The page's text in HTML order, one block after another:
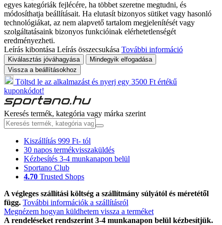
egyes kategóriák fejlécére, ha többet szeretne megtudni, és
módosíthatja beállításait. Ha elutasít bizonyos sütiket vagy hasonló
technológiákat, az nem alapvető tartalom megjelenítését vagy
szolgáltatásaink bizonyos funkcióinak elérhetetlenségét
eredményezheti.
Leírás kibontása Leírás összecsukása További információ
Kiválasztás jóváhagyása
Mindegyik elfogadása
Vissza a beállításokhoz
Töltsd le az alkalmazást és nyerj egy 3500 Ft értékű
kuponkódot!
Keresés termék, kategória vagy márka szerint
Kiszállítás 999 Ft- tól
30 napos termékvisszaküldés
Kézbesítés 3-4 munkanapon belül
Sportano Club
4.70 Trusted Shops
A végleges szállítási költség a szállítmány súlyától és méretétől
függ. További információk a szállításról
Megnézem hogyan küldhetem vissza a terméket
A rendeléseket rendszerint 3-4 munkanapon belül kézbesítjük.